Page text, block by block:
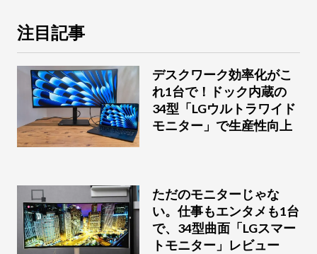
注目記事
デスクワーク効率化がこ
れ1台で！ドック内蔵の
34型「LGウルトラワイド
モニター」で生産性向上
ただのモニターじゃな
い。仕事もエンタメも1台
で、34型曲面「LGスマー
トモニター」レビュー